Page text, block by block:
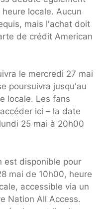
locale. Aucun
mais l'achat doit
de crédit American
le mercredi 27 mai
poursuivra jusqu'au
locale. Les fans
ici – la date
25 mai à 20h00
est disponible pour
mai de 10h00, heure
accessible via un
Nation All Access.